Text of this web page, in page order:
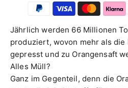
Jährlich werden 66 Millionen
produziert, wovon mehr als
gepresst und zu Orangensaft
Alles Müll?
Ganz im Gegenteil, denn die